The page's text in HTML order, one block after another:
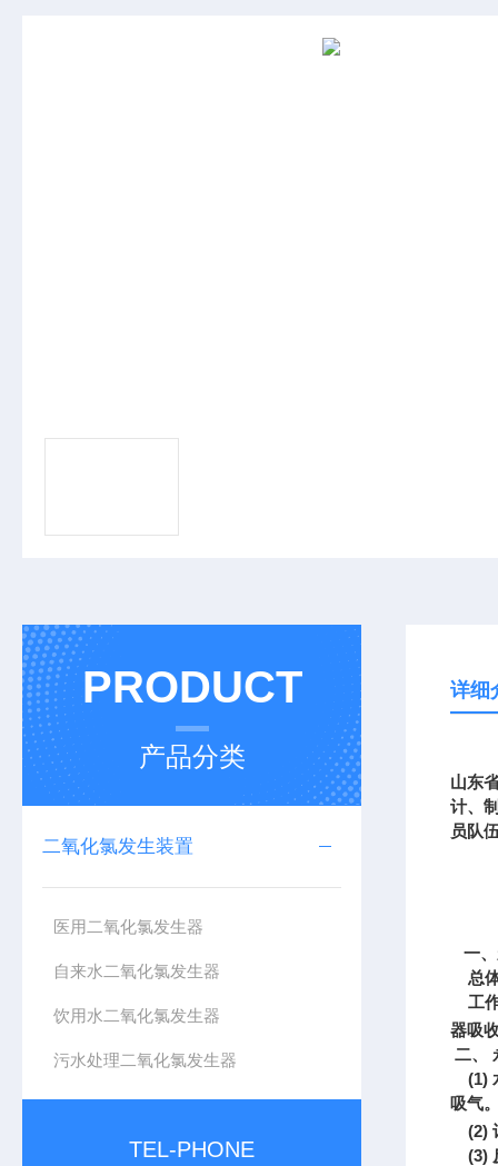
PRODUCT
产品分类
二氧化氯发生装置
医用二氧化氯发生器
自来水二氧化氯发生器
饮用水二氧化氯发生器
污水处理二氧化氯发生器
TEL-PHONE
详细
山东
计、
员队
一
总
工
器吸
二、
(1)
吸气
(2)
(3)